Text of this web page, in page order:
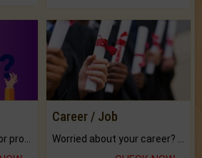
Career / Job